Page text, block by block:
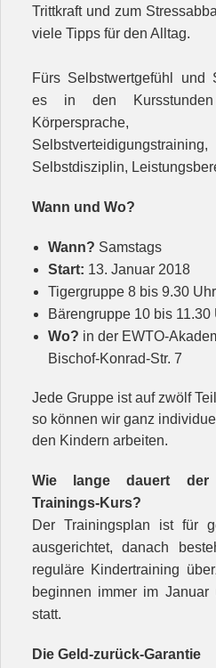
Trittkraft und zum
viele Tipps für den Alltag.
Fürs Selbstwertgefühl und
es in den
Selbstdisziplin,
Wann und Wo?
Wann? Samstags
Start: 13. Januar 2018
Tigergruppe 8 bis 9.30 Uhr
Bärengruppe 10 bis 11.30
Wo? in der EWTO-
Bischof-Konrad-Str. 7
Jede Gruppe ist auf zwölf
so können wir ganz
den Kindern arbeiten.
Wie lange dauert der
Trainings-Kurs?
Der Trainingsplan ist für
ausgerichtet, danach
reguläre Kindertraining
beginnen immer im Januar
statt.
Die Geld-zurück-Garantie